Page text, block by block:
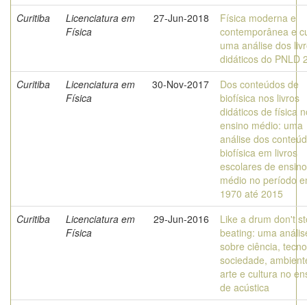
Curitiba
Licenciatura em
Física
27-Jun-2018
Física moderna e
contemporânea e
uma análise dos
didáticos do PNLD
Curitiba
Licenciatura em
Física
30-Nov-2017
Dos conteúdos de
biofísica nos livros
didáticos de física
ensino médio: uma
análise dos
biofísica em livros
escolares de ensino
médio no período
1970 até 2015
Curitiba
Licenciatura em
Física
29-Jun-2016
Like a drum don't
beating: uma
sobre ciência,
sociedade,
arte e cultura no
de acústica